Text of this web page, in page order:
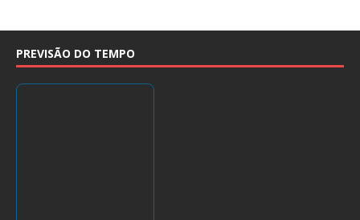
PREVISÃO DO TEMPO